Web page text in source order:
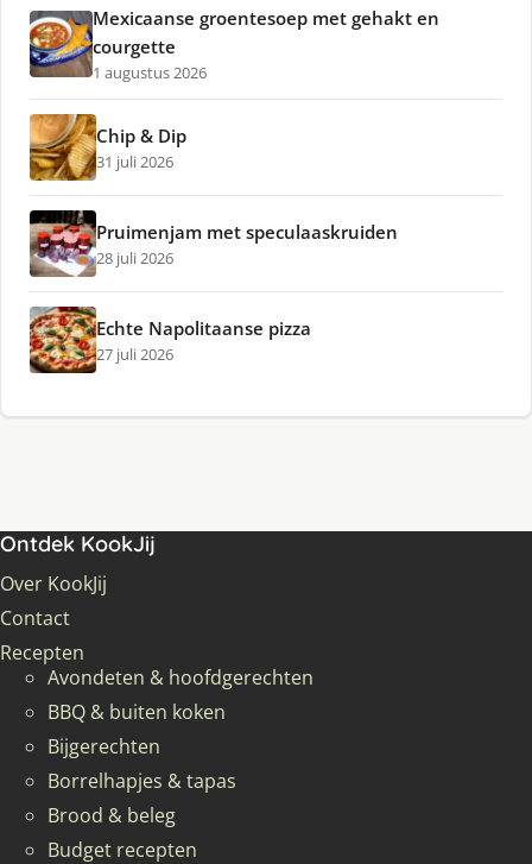
Mexicaanse groentesoep met gehakt en
courgette
1 augustus 2026
Chip & Dip
31 juli 2026
Pruimenjam met speculaaskruiden
28 juli 2026
Echte Napolitaanse pizza
27 juli 2026
Ontdek KookJij
Over KookJij
Contact
Recepten
Avondeten & hoofdgerechten
BBQ & buiten koken
Bijgerechten
Borrelhapjes & tapas
Brood & beleg
Budget recepten